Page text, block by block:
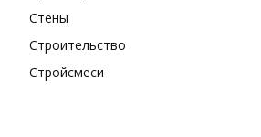
Стены
Строительство
Стройсмеси